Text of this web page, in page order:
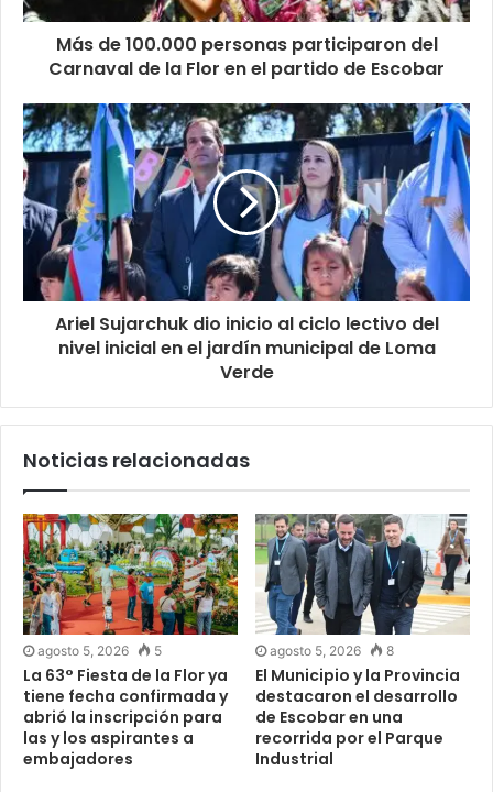
Más de 100.000 personas participaron del
Carnaval de la Flor en el partido de Escobar
Ariel Sujarchuk dio inicio al ciclo lectivo del
nivel inicial en el jardín municipal de Loma
Verde
Noticias relacionadas
agosto 5, 2026 5
La 63° Fiesta de la Flor ya
tiene fecha confirmada y
abrió la inscripción para
las y los aspirantes a
embajadores
agosto 5, 2026 8
El Municipio y la Provincia
destacaron el desarrollo
de Escobar en una
recorrida por el Parque
Industrial